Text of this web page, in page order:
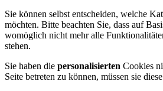
Sie können selbst entscheiden, welche
möchten. Bitte beachten Sie, dass auf
womöglich nicht mehr alle
stehen.
Sie haben die personalisierten Cookies
Seite betreten zu können, müssen sie